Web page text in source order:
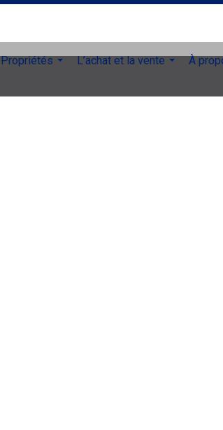
Propriétés
L’achat et la vente
À